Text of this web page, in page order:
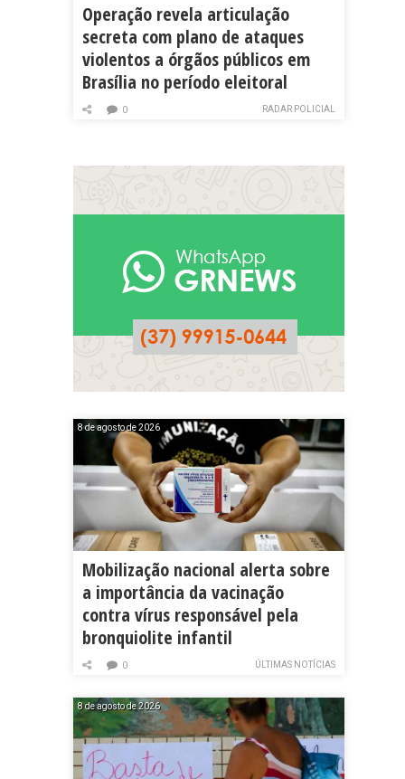
Operação revela articulação
secreta com plano de ataques
violentos a órgãos públicos em
Brasília no período eleitoral
RADAR POLICIAL
0
8 de agosto de 2026
Mobilização nacional alerta sobre
a importância da vacinação
contra vírus responsável pela
bronquiolite infantil
ÚLTIMAS NOTÍCIAS
0
8 de agosto de 2026